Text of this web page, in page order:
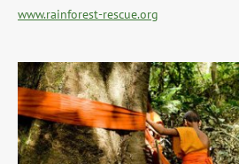
www.rainforest-rescue.org